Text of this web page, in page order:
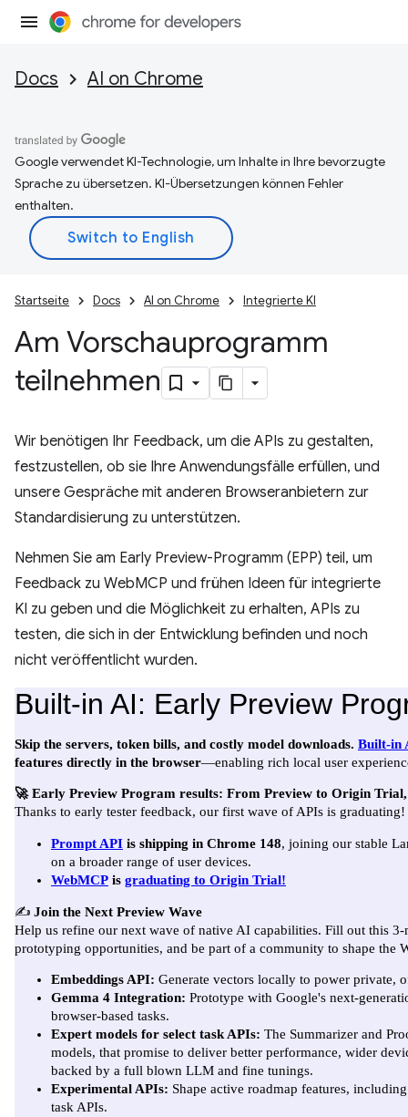
Docs AI on Chrome
Google verwendet KI-Technologie, um Inhalte in Ihre bevorzugte
Sprache zu übersetzen. KI-Übersetzungen können Fehler
enthalten.
Startseite Docs AI on Chrome Integrierte KI
Am Vorschauprogramm
teilnehmen
Wir benötigen Ihr Feedback, um die APIs zu gestalten,
festzustellen, ob sie Ihre Anwendungsfälle erfüllen, und
unsere Gespräche mit anderen Browseranbietern zur
Standardisierung zu unterstützen.
Nehmen Sie am Early Preview-Programm (EPP) teil, um
Feedback zu WebMCP und frühen Ideen für integrierte
KI zu geben und die Möglichkeit zu erhalten, APIs zu
testen, die sich in der Entwicklung befinden und noch
nicht veröffentlicht wurden.